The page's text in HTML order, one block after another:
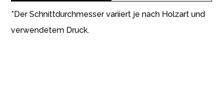
*Der Schnittdurchmesser variiert je nach Holzart und
verwendetem Druck.